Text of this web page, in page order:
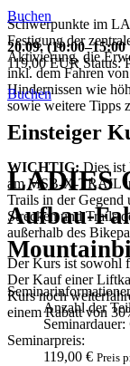
Schwerpunkte im
Festigung der
Aktivierung, die
inkl. dem Fahren
Hindernissen wie
sowie weitere Tipps
WICHTIG: Dies ist
am MSB-X-TRAIL
Trails in der Gegend
Strecken und Trails
außerhalb des
Der Kurs ist sowohl
Der Kauf einer
Kurs noch
einem Rabatt von
Buchen
20.09.
119,00 EUR Status:
Buchen
Einsteiger
LADIES
Aufbau-
Anzahl der
Seminardauer:
Seminarpreis:
119,00 € Preis